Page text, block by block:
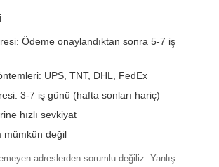
Ödeme onaylandıktan sonra 5-7 iş
UPS, TNT, DHL, FedEx
3-7 iş günü (hafta sonları hariç)
hızlı sevkiyat
mümkün değil
adreslerden sorumlu değiliz. Yanlış